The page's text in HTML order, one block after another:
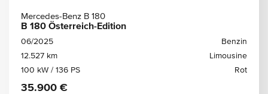
Mercedes-Benz B 180
B 180 Österreich-Edition
06/2025
Benzin
12.527 km
Limousine
100 kW / 136 PS
Rot
35.900 €